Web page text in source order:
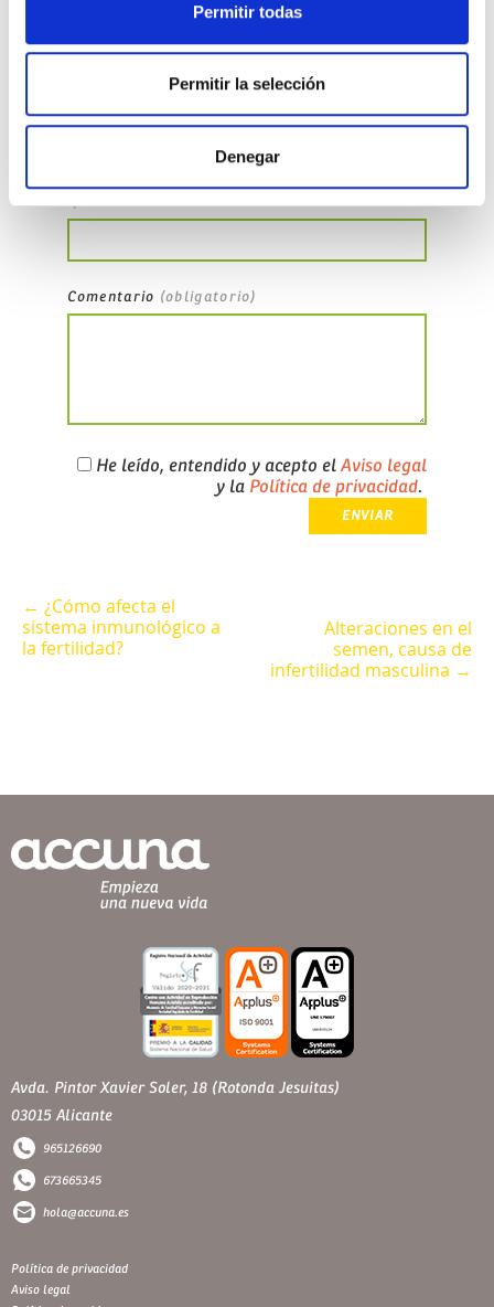
Permitir todas
Permitir la selección
Denegar
Deja un comentario
(obligatorio)
Email(obligatorio - su email no será publicado
-)
Comentario (obligatorio)
He leído, entendido y acepto elAviso legal
y la Política de privacidad.
← ¿Cómo afecta el
sistema inmunológico a
la fertilidad?
Alteraciones en el
semen, causa de
infertilidad masculina →
Avda. Pintor Xavier Soler, 18 (Rotonda Jesuitas)
03015 Alicante
965126690
673665345
hola@accuna.es
Política de privacidad
Aviso legal